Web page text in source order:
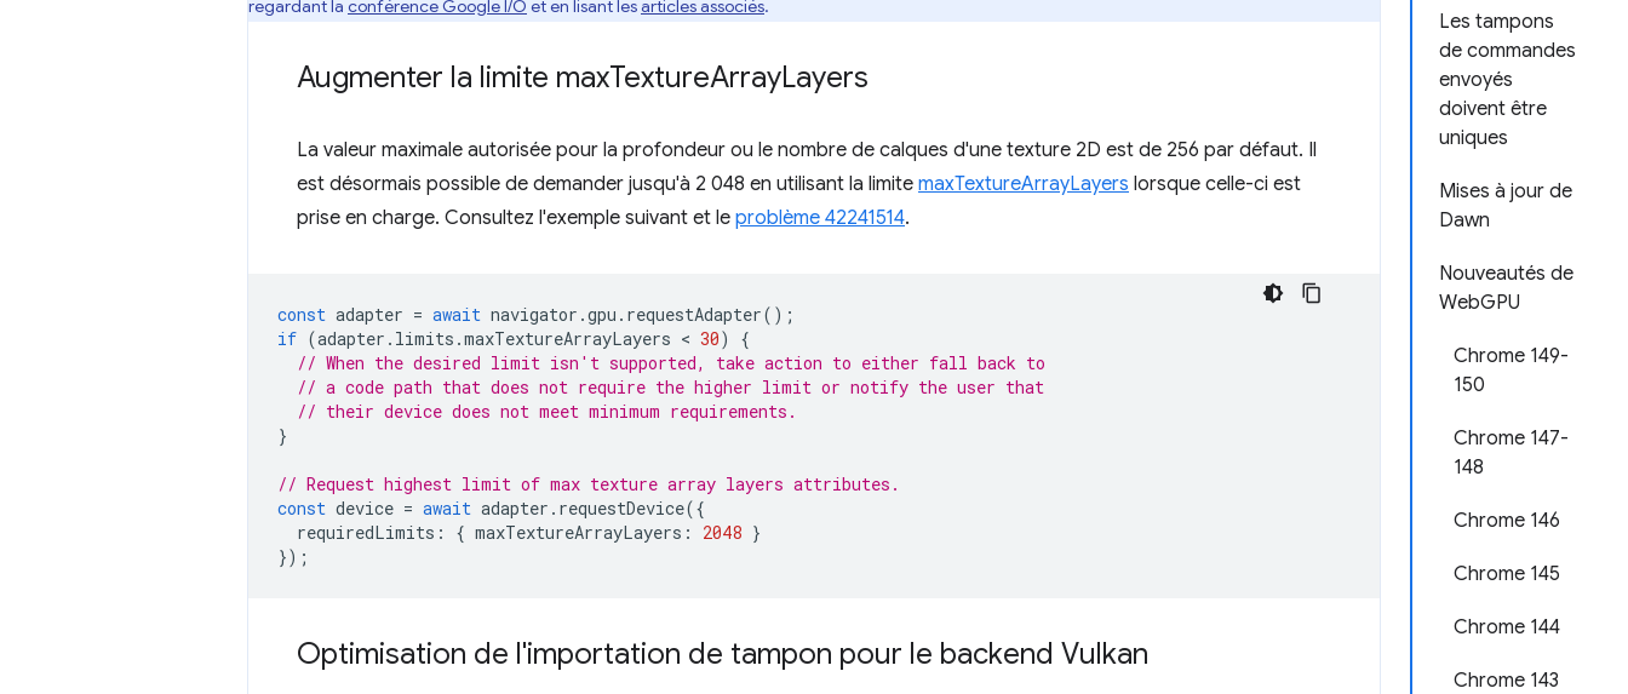
Les tampons
de commandes
envoyés
doivent être
uniques
Mises à jour de
Dawn
Nouveautés de
WebGPU
Chrome 149-
150
Chrome 147-
148
Chrome 146
Chrome 145
Chrome 144
Chrome 143
regardant la conférence Google I/O et en lisant lesarticles associés.
Augmenter la limite maxTextureArrayLayers
La valeur maximale autorisée pour la profondeur ou le nombre de calques d'une texture 2D est de 256 par défaut. Il
est désormais possible de demander jusqu'à 2 048 en utilisant la limite maxTextureArrayLayers lorsque celle-ci est
prise en charge. Consultez l'exemple suivant et le problème 42241514.
const adapter = await navigator .gpu . requestAdapter();
if (adapter . limits .maxTextureArrayLayers < 30)
{
// When the desired limit isn't supported, take action to either fall back to
// a code path that does not require the higher limit or notify the user that
// their device does not meet minimum requirements.
}
// Request highest limit of max texture array layers attributes.
const device = await adapter . requestDevice({
requiredLimits : { maxTextureArrayLayers : 2048 }
});
Optimisation de l'importation de tampon pour le backend Vulkan